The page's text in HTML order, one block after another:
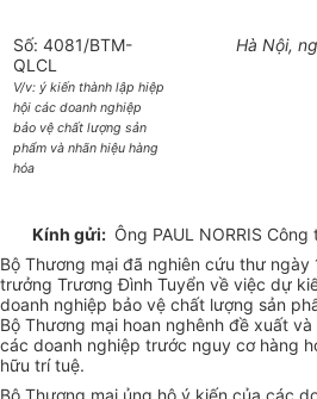
Số: 4081/BTM-
QLCL
V/v: ý kiến thành lập hiệp
hội các doanh nghiệp
bảo vệ chất lượng sản
phẩm và nhãn hiệu hàng
hóa
Hà Nội,
Kính gửi: Ông PAUL NORRIS
Bộ Thương mại đã nghiên cứu thư
trưởng Trương Đình Tuyển về việc dự
doanh nghiệp bảo vệ chất lượng sản
Bộ Thương mại hoan nghênh đề xuất
các doanh nghiệp trước nguy cơ hàng
hữu trí tuệ.
Bộ Thương mại ủng hộ ý kiến của các